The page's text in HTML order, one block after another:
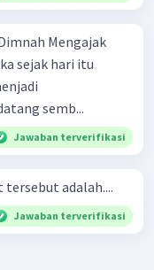
semb...
Jawaban terverifikasi
adalah....
Jawaban terverifikasi